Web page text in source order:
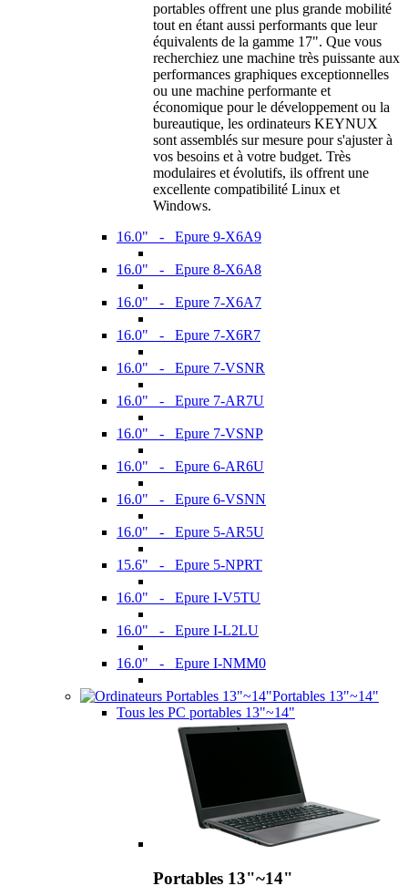
portables offrent une plus grande mobilité
tout en étant aussi performants que leur
équivalents de la gamme 17". Que vous
recherchiez une machine très puissante aux
performances graphiques exceptionnelles
ou une machine performante et
économique pour le développement ou la
bureautique, les ordinateurs KEYNUX
sont assemblés sur mesure pour s'ajuster à
vos besoins et à votre budget. Très
modulaires et évolutifs, ils offrent une
excellente compatibilité Linux et
Windows.
16.0" - Epure 9-X6A9
16.0" - Epure 8-X6A8
16.0" - Epure 7-X6A7
16.0" - Epure 7-X6R7
16.0" - Epure 7-VSNR
16.0" - Epure 7-AR7U
16.0" - Epure 7-VSNP
16.0" - Epure 6-AR6U
16.0" - Epure 6-VSNN
16.0" - Epure 5-AR5U
15.6" - Epure 5-NPRT
16.0" - Epure I-V5TU
16.0" - Epure I-L2LU
16.0" - Epure I-NMM0
Portables 13"~14"
Tous les PC portables 13"~14"
Portables 13"~14"